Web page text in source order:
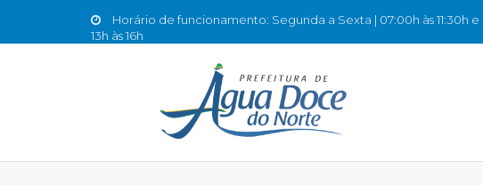
Horário de funcionamento: Segunda a Sexta | 07:00h às 11:30h e
13h às 16h